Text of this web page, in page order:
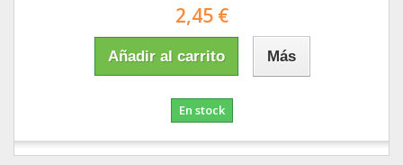
2,45 €
Añadir al carrito Más
En stock